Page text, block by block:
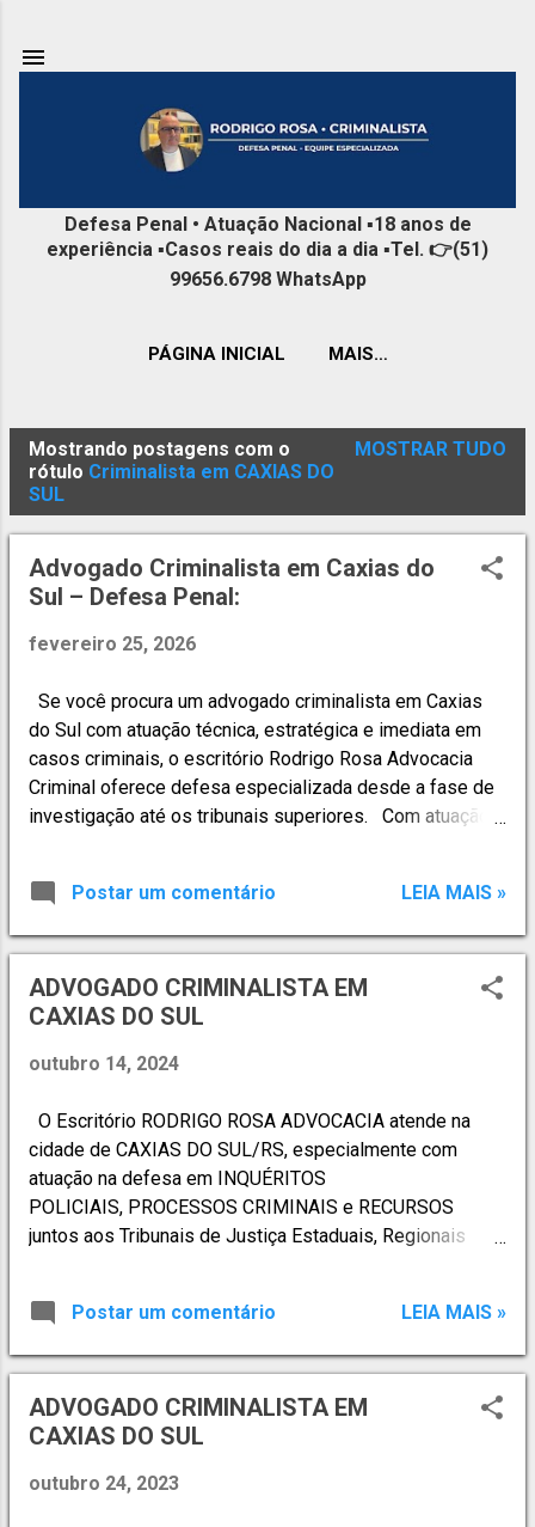
Defesa Penal • Atuação Nacional ▪️18 anos de
experiência ▪️Casos reais do dia a dia ▪️Tel. 👉(51)
99656.6798 WhatsApp
PÁGINA INICIAL MAIS…
s
Mostrando postagens com o
rótulo Criminalista em CAXIAS DO
SUL
MOSTRAR TUDO
Advogado Criminalista em Caxias do
Sul – Defesa Penal:
fevereiro 25, 2026
Se você procura um advogado criminalista em Caxias
do Sul com atuação técnica, estratégica e imediata em
casos criminais, o escritório Rodrigo Rosa Advocacia
Criminal oferece defesa especializada desde a fase de
investigação até os tribunais superiores. Com atuação
criminais em todas as instâncias; ✔ Recursos aos
Tribunais de Justiça, Tribunais Regionais Federais e
Tribunais Superiores; ✔ Prisões em flagrante — plantão
criminal 24 horas; A defesa penal começa no primeiro
momento. Cada decisão tomada nas fases iniciais pode
Criminal em Caxias do Sul com Atuação Completa no
forma estratégica e técnica em diversas áreas do Direito
Penal, incluindo: ⚖ Atuação Criminal Especializada •
Defesa em inquéritos policiais; ...
Postar um comentário LEIA MAIS »
ADVOGADO CRIMINALISTA EM
CAXIAS DO SUL
outubro 14, 2024
O Escritório RODRIGO ROSA ADVOCACIA atende na
cidade de CAXIAS DO SUL/RS, especialmente com
atuação na defesa em INQUÉRITOS
POLICIAIS, PROCESSOS CRIMINAIS e RECURSOS
juntos aos Tribunais de Justiça Estaduais, Regionais
através de plantão criminal 24h. ATUAÇÃO
PROFISSIONAL - DIREITO PENAL: · Ações Penais
Originárias · Acompanhamento em CPI
· Acompanhamento de Recursos perante Tribunais de
Segundo Grau e Tribunais Superiores · Atuação
escritórios · Crimes Ambientais · Crimes
Postar um comentário LEIA MAIS »
ADVOGADO CRIMINALISTA EM
CAXIAS DO SUL
outubro 24, 2023